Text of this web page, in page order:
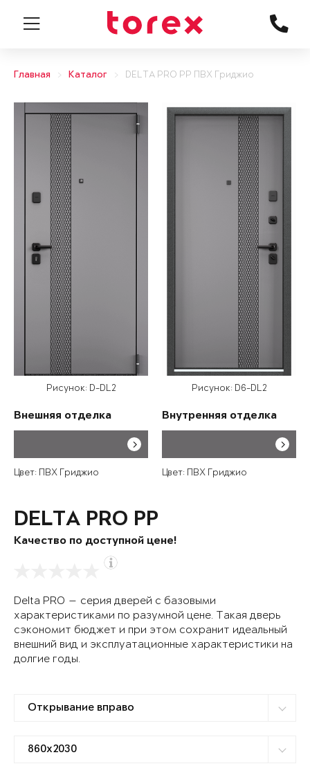
Главная Каталог DELTA PRO PP ПВХ Гриджио
Рисунок: D-DL2
Внешняя отделка
Цвет: ПВХ Гриджио
Рисунок: D6-DL2
Внутренняя отделка
Цвет: ПВХ Гриджио
DELTA PRO PP
Качество по доступной цене!
Delta PRO — серия дверей с базовыми
характеристиками по разумной цене. Такая дверь
сэкономит бюджет и при этом сохранит идеальный
внешний вид и эксплуатационные характеристики на
долгие годы.